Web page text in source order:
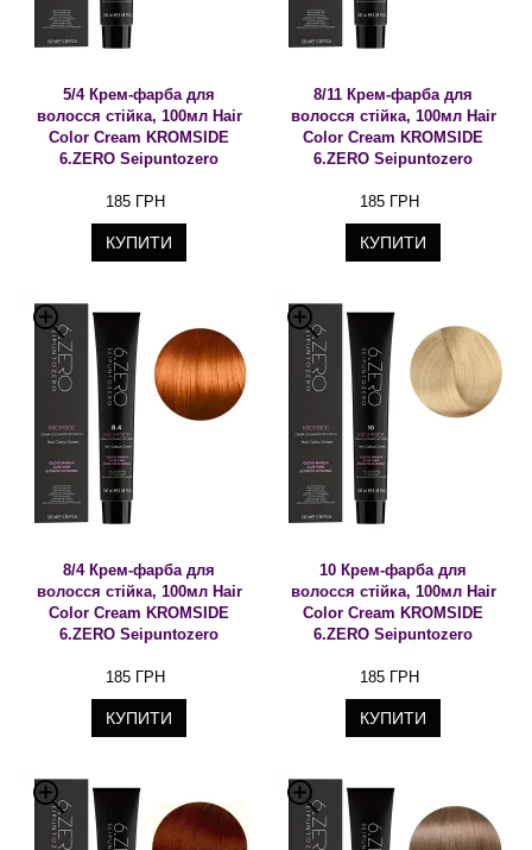
5/4 Крем-фарба для
волосся стійка, 100мл Hair
Color Cream KROMSIDE
6.ZERO Seipuntozero
185 ГРН
КУПИТИ
8/11 Крем-фарба для
волосся стійка, 100мл Hair
Color Cream KROMSIDE
6.ZERO Seipuntozero
185 ГРН
КУПИТИ
8/4 Крем-фарба для
волосся стійка, 100мл Hair
Color Cream KROMSIDE
6.ZERO Seipuntozero
185 ГРН
КУПИТИ
10 Крем-фарба для
волосся стійка, 100мл Hair
Color Cream KROMSIDE
6.ZERO Seipuntozero
185 ГРН
КУПИТИ